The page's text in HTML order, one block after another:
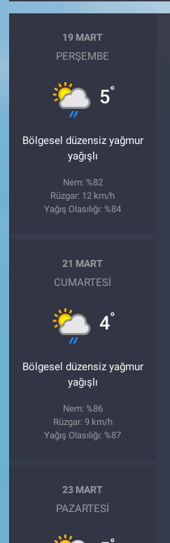
19 MART
PERŞEMBE
5°
Bölgesel düzensiz yağmur
yağışlı
Nem: %82
Rüzgar: 12 km/h
Yağış Olasılığı: %84
21 MART
CUMARTESI
4°
Bölgesel düzensiz yağmur
yağışlı
Nem: %86
Rüzgar: 9 km/h
Yağış Olasılığı: %87
23 MART
PAZARTESI